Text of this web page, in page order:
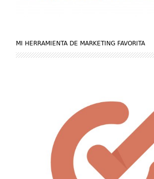
MI HERRAMIENTA DE MARKETING FAVORITA